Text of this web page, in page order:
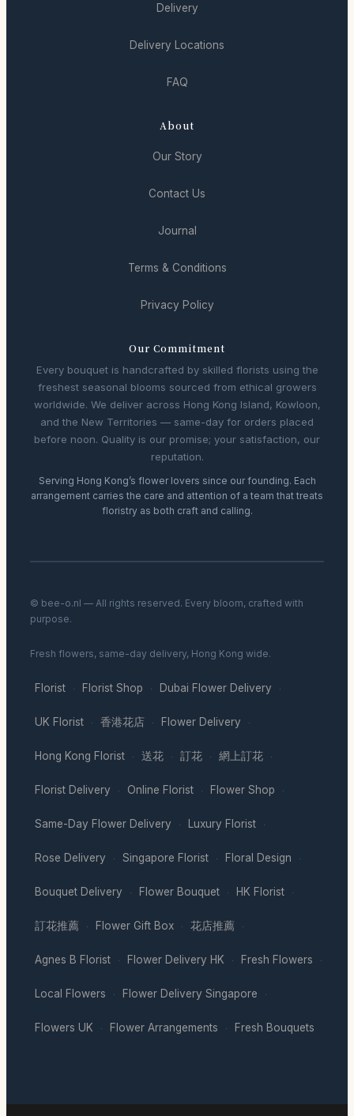
Delivery
Delivery Locations
FAQ
About
Our Story
Contact Us
Journal
Terms & Conditions
Privacy Policy
Our Commitment
Every bouquet is handcrafted by skilled florists using the
freshest seasonal blooms sourced from ethical growers
worldwide. We deliver across Hong Kong Island, Kowloon,
and the New Territories — same-day for orders placed
before noon. Quality is our promise; your satisfaction, our
reputation.
Serving Hong Kong’s flower lovers since our founding. Each
arrangement carries the care and attention of a team that treats
floristry as both craft and calling.
© bee-o.nl — All rights reserved. Every bloom, crafted with
purpose.
Fresh flowers, same-day delivery, Hong Kong wide.
Florist · Florist Shop · Dubai Flower Delivery ·
UK Florist · 香港花店 · Flower Delivery ·
Hong Kong Florist · 送花 · 訂花 · 網上訂花 ·
Florist Delivery · Online Florist · Flower Shop ·
Same-Day Flower Delivery · Luxury Florist ·
Rose Delivery · Singapore Florist · Floral Design ·
Bouquet Delivery · Flower Bouquet · HK Florist ·
訂花推薦 · Flower Gift Box · 花店推薦 ·
Agnes B Florist · Flower Delivery HK · Fresh Flowers ·
Local Flowers · Flower Delivery Singapore ·
Flowers UK · Flower Arrangements · Fresh Bouquets